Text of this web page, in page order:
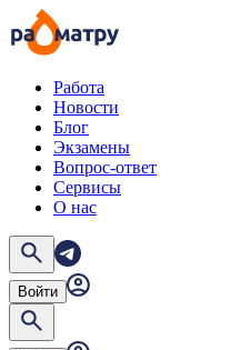
Работа
Новости
Блог
Экзамены
Вопрос-ответ
Сервисы
О нас
Войти